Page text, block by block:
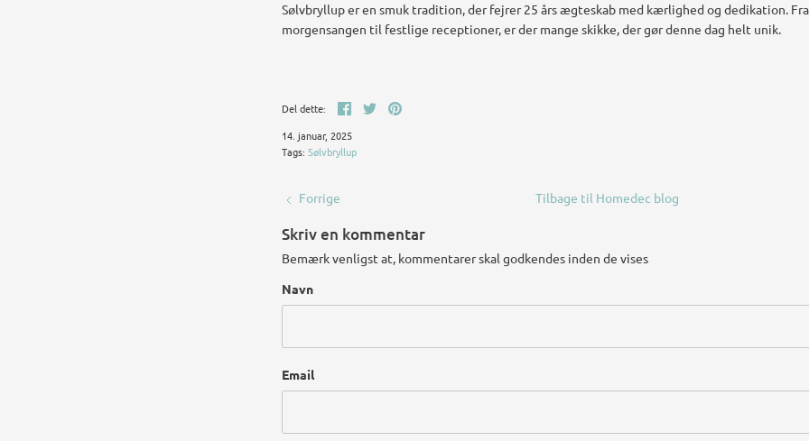
Sølvbryllup er en smuk tradition, der fejrer 25 års ægteskab med kærlighed og dedikation.
morgensangen til festlige receptioner, er der mange skikke, der gør denne dag helt unik.
Del dette: Del TweetPin
14. januar, 2025
Tags: Sølvbryllup
Forrige Tilbage til Homedec blog
Skriv en kommentar
Bemærk venligst at, kommentarer skal godkendes inden de vises
Navn
Email